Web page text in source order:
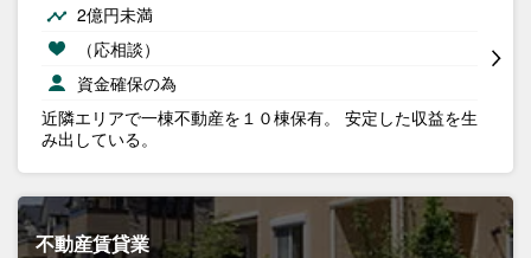
2億円未満
（応相談）
資金確保の為
近隣エリアで一棟不動産を１０棟保有。 安定した収益を生
み出している。
不動産賃貸業